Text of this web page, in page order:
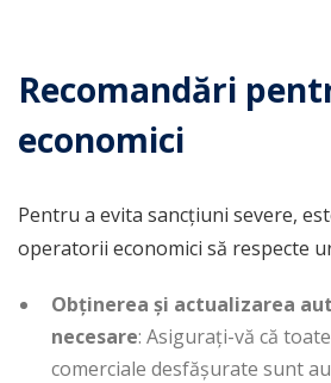
Recomandări
economici
Pentru a evita sancțiuni severe,
operatorii economici să respecte
Obținerea și actualizarea
necesare: Asigurați-vă că
comerciale desfășurate sunt